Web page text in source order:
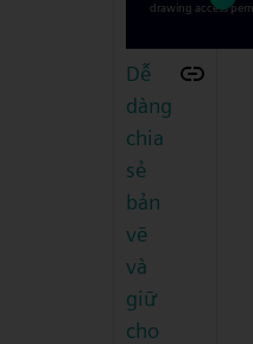
Dễ
dàng
chia
sẻ
bản
vẽ
và
giữ
cho